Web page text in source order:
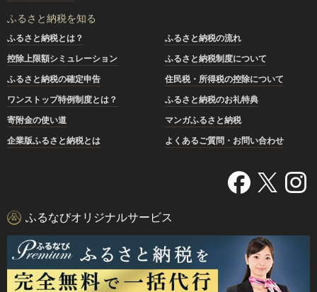
ふるさと納税を知る
ふるさと納税とは？
ふるさと納税の流れ
控除上限額シミュレーション
ふるさと納税制度について
ふるさと納税の確定申告
住民税・所得税の控除について
ワンストップ特例制度とは？
ふるさと納税のお礼特典
寄附金の使い道
マンガふるさと納税
企業版ふるさと納税とは
よくあるご質問・お問い合わせ
ふるなびオリジナルサービス